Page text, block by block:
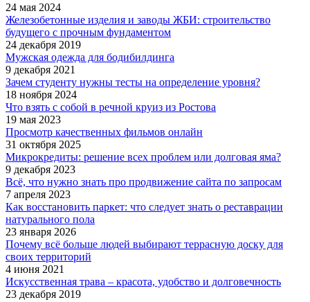
24 мая 2024
Железобетонные изделия и заводы ЖБИ: строительство
будущего с прочным фундаментом
24 декабря 2019
Мужская одежда для бодибилдинга
9 декабря 2021
Зачем студенту нужны тесты на определение уровня?
18 ноября 2024
Что взять с собой в речной круиз из Ростова
19 мая 2023
Просмотр качественных фильмов онлайн
31 октября 2025
Микрокредиты: решение всех проблем или долговая яма?
9 декабря 2023
Всё, что нужно знать про продвижение сайта по запросам
7 апреля 2023
Как восстановить паркет: что следует знать о реставрации
натурального пола
23 января 2026
Почему всё больше людей выбирают террасную доску для
своих территорий
4 июня 2021
Искусственная трава – красота, удобство и долговечность
23 декабря 2019